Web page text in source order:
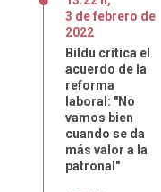
3 defebrero de
2022
Bildu critica el
acuerdo de la
reforma
laboral: "No
vamos bien
cuando se da
más valor a la
patronal"